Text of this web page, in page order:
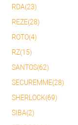
RDA(23)
REZE(28)
ROTO(4)
RZ(15)
SANTOS(62)
SECUREMME(28)
SHERLOCK(69)
SIBA(2)